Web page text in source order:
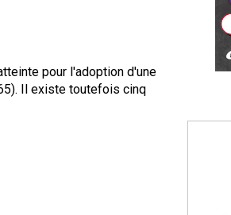
pour l'adoption d'une
Il existe toutefois cinq